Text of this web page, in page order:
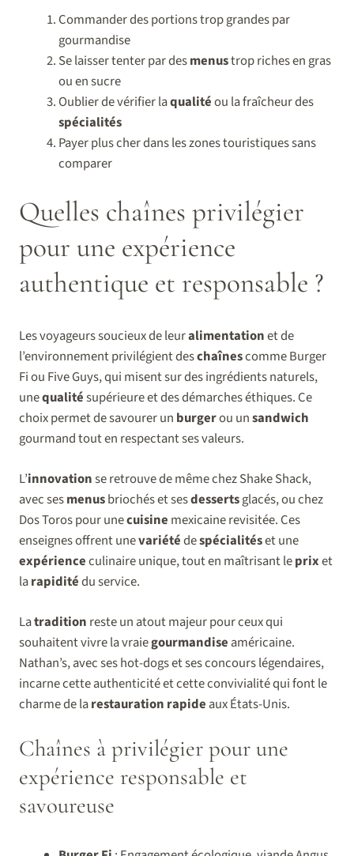
Commander des portions trop grandes par
gourmandise
Se laisser tenter par desmenustrop riches en gras
ou en sucre
Oublier de vérifier laqualitéou la fraîcheur des
spécialités
Payer plus cher dans les zones touristiques sans
comparer
Quelles chaînes privilégier
pour une expérience
authentique et responsable ?
Les voyageurs soucieux de leuralimentationet de
l’environnement privilégient deschaînescomme Burger
Fi ou Five Guys, qui misent sur des ingrédients naturels,
unequalitésupérieure et des démarches éthiques. Ce
choix permet de savourer un burgerou unsandwich
gourmand tout en respectant ses valeurs.
L’innovationse retrouve de même chez Shake Shack,
avec sesmenusbriochés et sesdessertsglacés, ou chez
Dos Toros pour unecuisine mexicaine revisitée. Ces
enseignes offrent unevariétédespécialitéset une
expérienceculinaire unique, tout en maîtrisant leprixet
larapiditédu service.
Latradition reste un atout majeur pour ceux qui
souhaitent vivre la vraiegourmandise américaine.
Nathan’s, avec ses hot-dogs et ses concours légendaires,
incarne cette authenticité et cette convivialité qui font le
charme de larestauration rapide aux États-Unis.
Chaînes à privilégier pour une
expérience responsable et
savoureuse